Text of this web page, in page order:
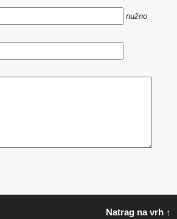
nužno
Natrag na vrh ↑